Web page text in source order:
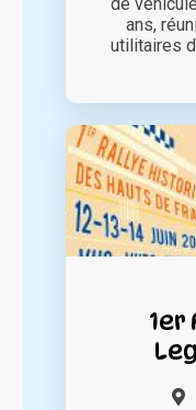
ans,
utilitaires
1er